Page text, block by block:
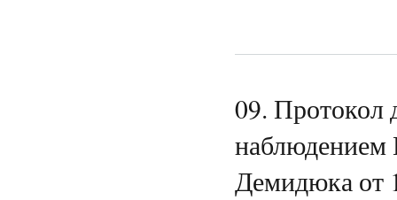
09. Протокол
наблюдением
Демидюка от